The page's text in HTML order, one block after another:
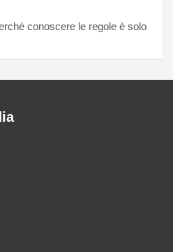
conoscere le regole è solo